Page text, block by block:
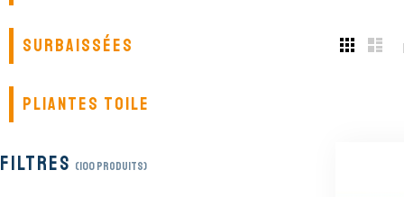
SURBAISSÉES
PLIANTES TOILE
FILTRES (100 PRODUITS)